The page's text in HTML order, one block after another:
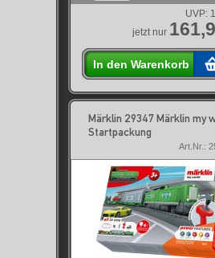
UVP:
jetzt nur
In den Warenkorb
Märklin 29347 Märklin my
Startpackung
Art.Nr.: